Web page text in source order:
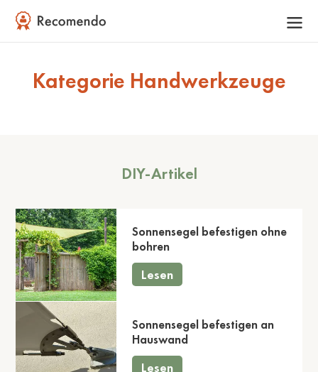
Kategorie Handwerkzeuge
DIY-Artikel
Sonnensegel befestigen ohne
bohren
Lesen
Sonnensegel befestigen an
Hauswand
Lesen